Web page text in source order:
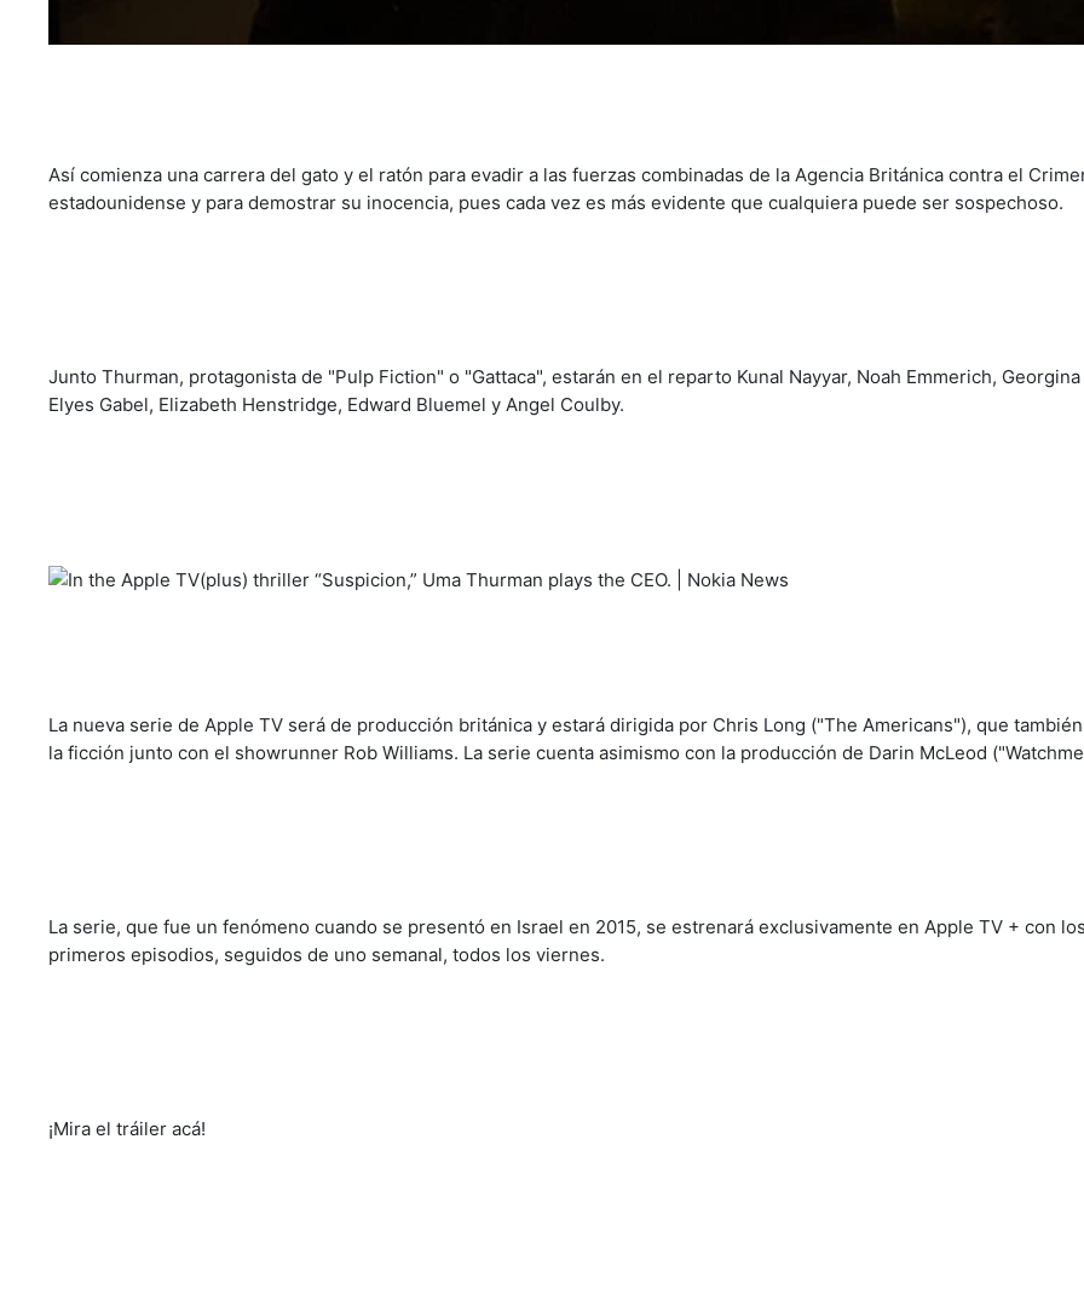
Así comienza una carrera del gato y el ratón para evadir a las fuerzas combinadas de la Agencia Británica contra el
estadounidense y para demostrar su inocencia, pues cada vez es más evidente que cualquiera puede ser sospechoso.
Junto Thurman, protagonista de "Pulp Fiction" o "Gattaca", estarán en el reparto Kunal Nayyar, Noah Emmerich,
Elyes Gabel, Elizabeth Henstridge, Edward Bluemel y Angel Coulby.
La nueva serie de Apple TV será de producción británica y estará dirigida por Chris Long ("The Americans"), que
la ficción junto con el showrunner Rob Williams. La serie cuenta asimismo con la producción de Darin McLeod
La serie, que fue un fenómeno cuando se presentó en Israel en 2015, se estrenará exclusivamente en Apple TV + con
primeros episodios, seguidos de uno semanal, todos los viernes.
¡Mira el tráiler acá!